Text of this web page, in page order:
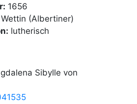
1656
Wettin (Albertiner)
lutherisch
Sibylle von